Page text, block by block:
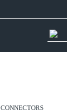
CONNECTORS